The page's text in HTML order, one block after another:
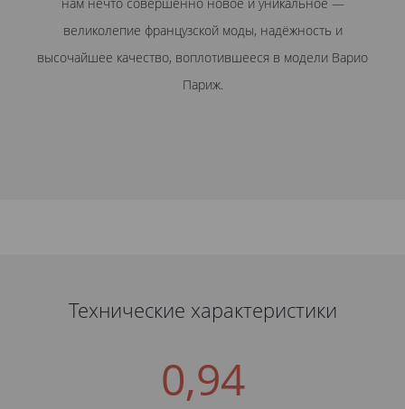
великолепие французской моды, надёжность и
высочайшее качество, воплотившееся в модели Варио
Париж.
Технические характеристики
0,94